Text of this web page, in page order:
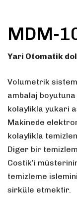
MDM-
Yari Otomatik
Volumetrik
ambalaj
kolaylikla yukari
Makinede
kolaylikla
Diger bir
Costik’i
temizleme
sirküle etmektir.